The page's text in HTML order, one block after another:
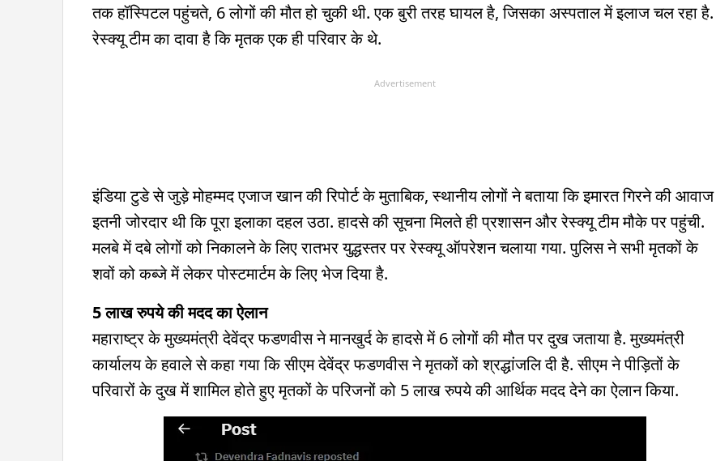
तक हॉस्पिटल पहुंचते, 6 लोगों की मौत हो चुकी थी. एक बुरी तरह घायल है, जिसका अस्पताल में इलाज चल रहा है.
रेस्क्यू टीम का दावा है कि मृतक एक ही परिवार के थे.
Advertisement
इंडिया टुडे से जुड़े मोहम्मद एजाज खान की रिपोर्ट के मुताबिक, स्थानीय लोगों ने बताया कि इमारत गिरने की आवाज
इतनी जोरदार थी कि पूरा इलाका दहल उठा. हादसे की सूचना मिलते ही प्रशासन और रेस्क्यू टीम मौके पर पहुंची.
मलबे में दबे लोगों को निकालने के लिए रातभर युद्धस्तर पर रेस्क्यू ऑपरेशन चलाया गया. पुलिस ने सभी मृतकों के
शवों को कब्जे में लेकर पोस्टमार्टम के लिए भेज दिया है.
5 लाख रुपये की मदद का ऐलान
महाराष्ट्र के मुख्यमंत्री देवेंद्र फडणवीस ने मानखुर्द के हादसे में 6 लोगों की मौत पर दुख जताया है. मुख्यमंत्री
कार्यालय के हवाले से कहा गया कि सीएम देवेंद्र फडणवीस ने मृतकों को श्रद्धांजलि दी है. सीएम ने पीड़ितों के
परिवारों के दुख में शामिल होते हुए मृतकों के परिजनों को 5 लाख रुपये की आर्थिक मदद देने का ऐलान किया.